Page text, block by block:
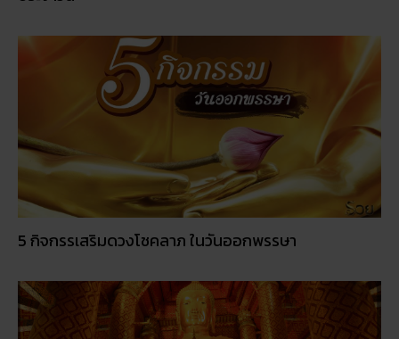
5 กิจกรรเสริมดวงโชคลาภ ในวันออกพรรษา